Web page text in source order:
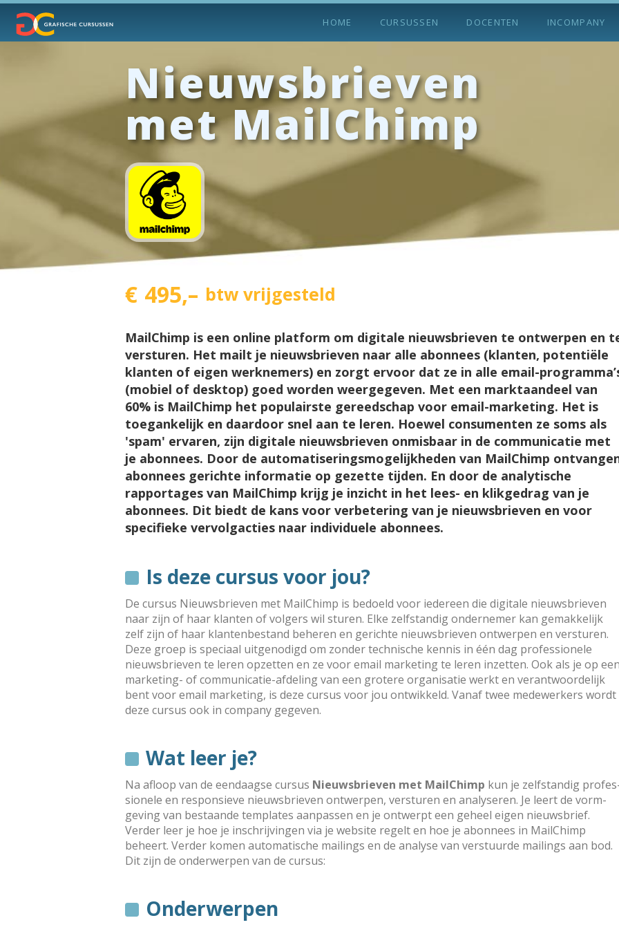
HOME CURSUSSEN DOCENTEN INCOMPANY
Nieuwsbrieven
met MailChimp
€ 495,– btw vrijgesteld
MailChimp is een online platform om digitale nieuwsbrieven te ontwerpen en
versturen. Het mailt je nieuwsbrieven naar alle abonnees (klanten, potentiële
klanten of eigen werknemers) en zorgt ervoor dat ze in alle email-
(mobiel of desktop) goed worden weer­gegeven. Met een marktaandeel van
60% is MailChimp het populairste gereedschap voor email-marketing. Het is
toegankelijk en daardoor snel aan te leren. Hoewel consumenten ze soms als
'spam' ervaren, zijn digitale nieuwsbrieven onmisbaar in de communicatie met
je abonnees. Door de automatiseringsmogelijkheden van MailChimp
abonnees gerichte informatie op gezette tijden. En door de analytische
rapportages van MailChimp krijg je inzicht in het lees- en klikgedrag van je
abonnees. Dit biedt de kans voor verbetering van je nieuwsbrieven en voor
specifieke vervolgacties naar individuele abonnees.
Is deze cursus voor jou?
De cursus Nieuwsbrieven met MailChimp is bedoeld voor iedereen die digitale nieuws­brieven
naar zijn of haar klanten of volgers wil sturen. Elke zelfstandig ondernemer kan ge­makkelijk
zelf zijn of haar klanten­bestand beheren en gerichte nieuwsbrieven ontwerpen en ver­stu­ren.
Deze groep is speciaal uitgenodigd om zonder technische kennis in één dag professionele
nieuws­brieven te leren opzetten en ze voor email marketing te leren inzetten. Ook als je op
marketing- of communicatie-afdeling van een grotere organisatie werkt en verantwoordelijk
bent voor email marketing, is deze cursus voor jou ontwikkeld. Vanaf twee medewerkers wordt
deze cursus ook in company gegeven.
Wat leer je?
Na afloop van de eendaagse cursus Nieuws­brieven met MailChimp kun je zelf­stan­dig
si­o­nele en respon­sieve nieuws­brieven ont­wer­pen, versturen en analy­seren. Je leert de vorm­
geving van bestaande templates aanpassen en je ontwerpt een geheel eigen nieuws­brief.
Verder leer je hoe je inschrijvingen via je website regelt en hoe je abonnees in MailChimp
beheert. Verder komen automatische mailings en de analyse van verstuurde mailings aan bod.
Dit zijn de onderwerpen van de cursus:
Onderwerpen